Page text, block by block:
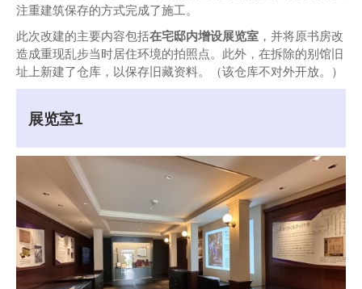
注重建筑保存的方式完成了施工。
此次改建的主要内容包括在宅邸内增设展览室 ，并将原书房改
造成重现乱步当时居住环境的拍照点。此外，在拆除的别馆旧
址上新建了仓库，以保存旧藏资料。（该仓库不对外开放。）
展览室1